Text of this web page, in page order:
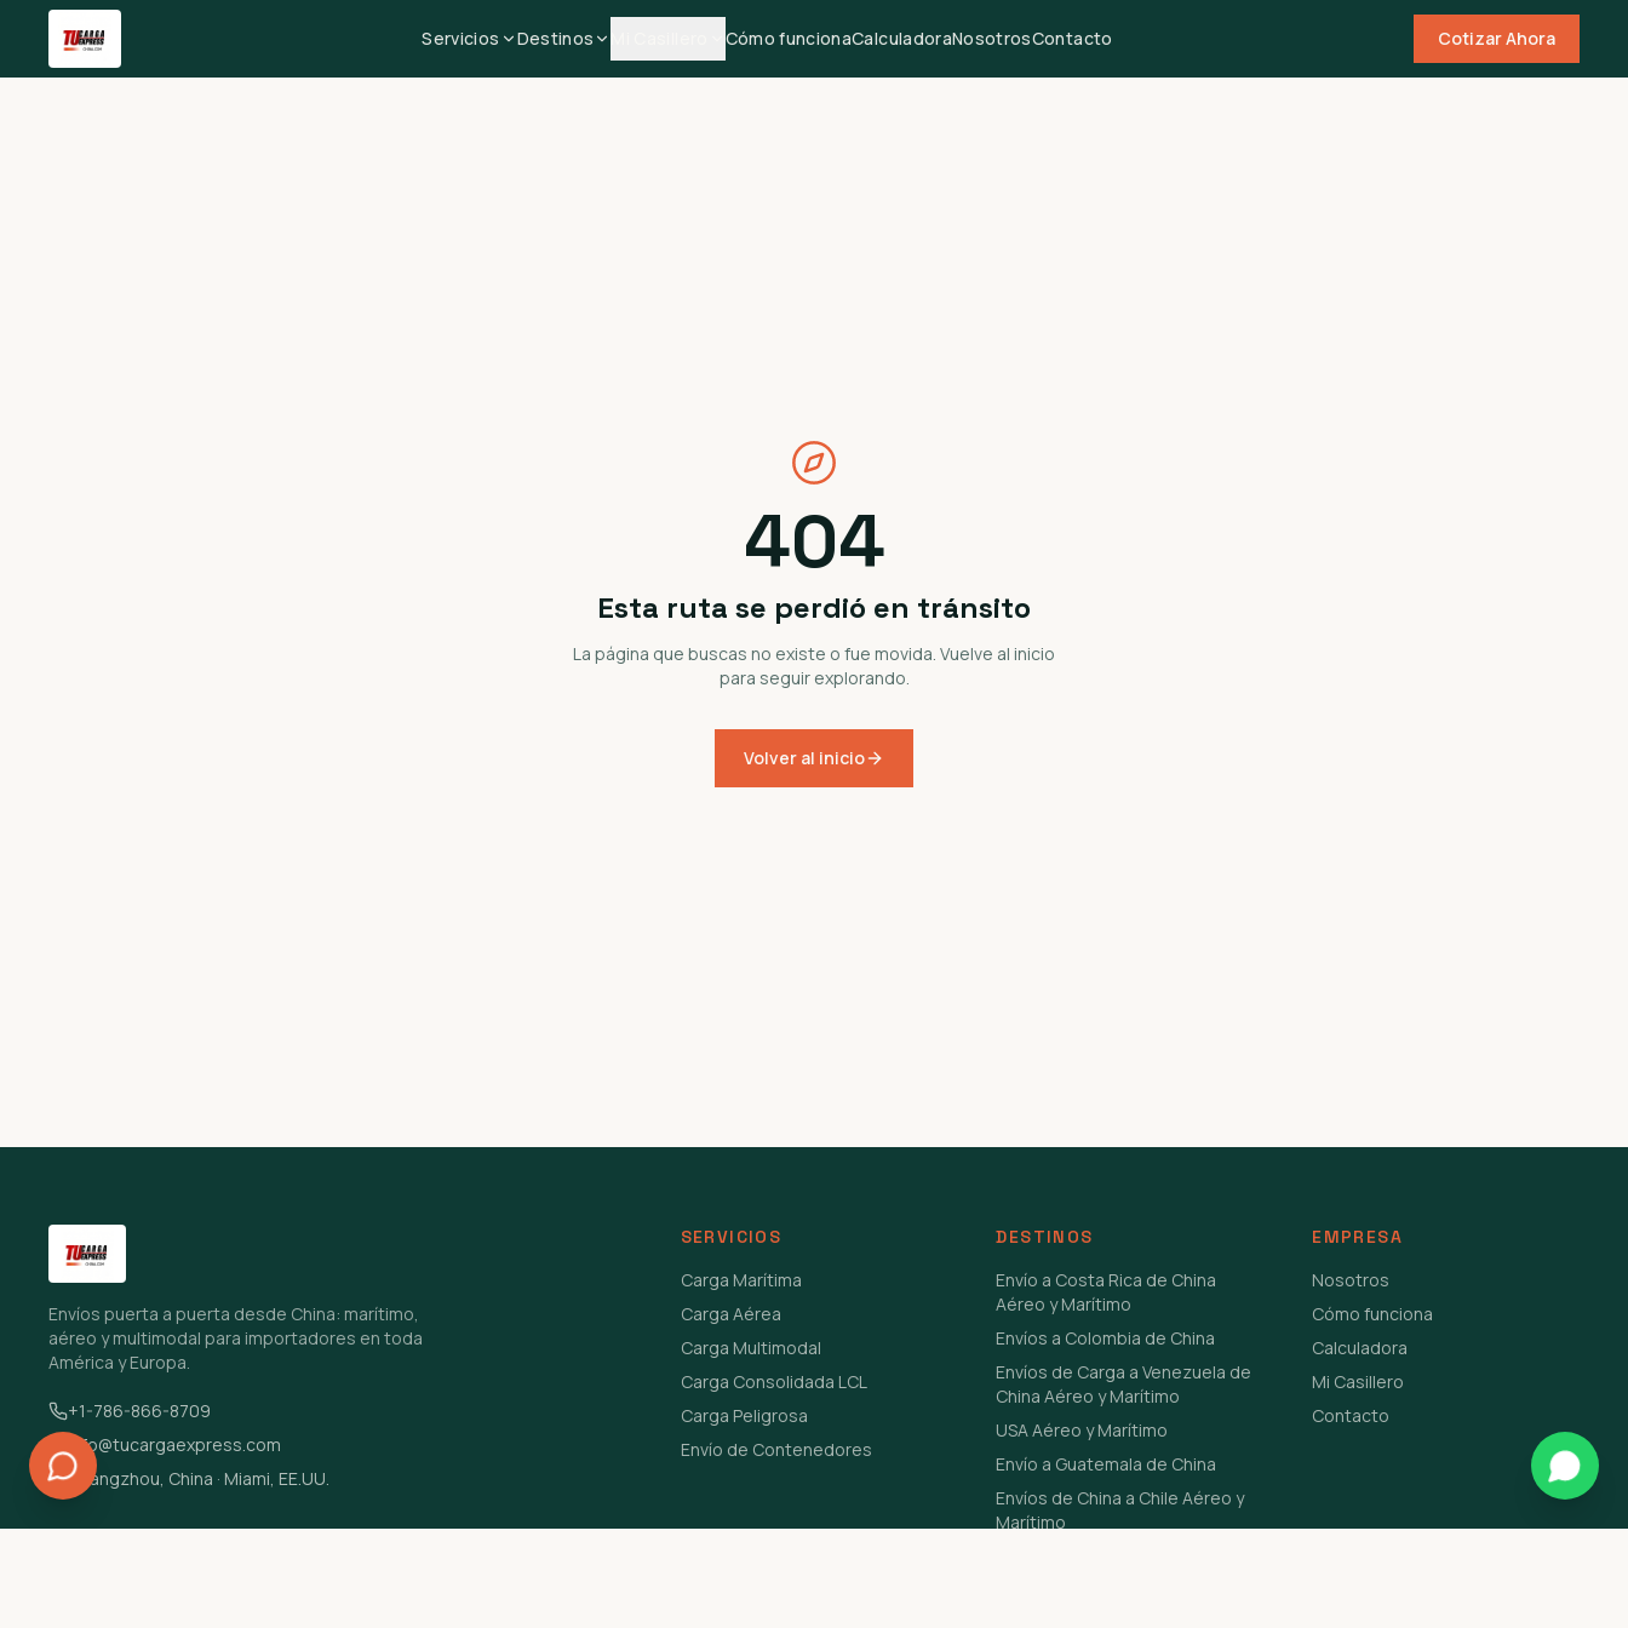
Servicios Destinos Cómo funcionaCalculadoraNosotrosContacto Cotizar Ahora
404
Esta ruta se perdió en tránsito
La página que buscas no existe o fue movida. Vuelve al inicio
para seguir explorando.
Volver al inicio
Envíos puerta a puerta desde China: marítimo,
aéreo y multimodal para importadores en toda
América y Europa.
+1-786-866-8709
info@tucargaexpress.com
Guangzhou, China · Miami, EE.UU.
SERVICIOS
Carga Marítima
Carga Aérea
Carga Multimodal
Carga Consolidada LCL
Carga Peligrosa
Envío de Contenedores
DESTINOS
Envío a Costa Rica de China
Aéreo y Marítimo
Envíos a Colombia de China
Envíos de Carga a Venezuela de
China Aéreo y Marítimo
USA Aéreo y Marítimo
Envío a Guatemala de China
Envíos de China a Chile Aéreo y
Marítimo
EMPRESA
Nosotros
Cómo funciona
Calculadora
Mi Casillero
Contacto